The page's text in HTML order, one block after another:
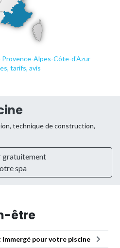
Provence-Alpes-Côte-d'Azur
tarifs, avis
technique de construction,
gratuitement
spa
être
immergé pour votre piscine